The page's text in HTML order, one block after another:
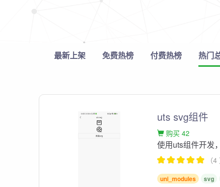
最新上架 免费热榜 付费热榜 热门
uts svg组件
购买 42
使用uts组件开发
（
uni_modules svg